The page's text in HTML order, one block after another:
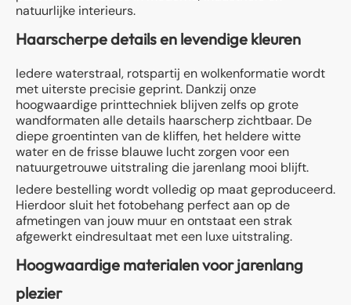
natuurlijke interieurs.
Haarscherpe details en levendige kleuren
Iedere waterstraal, rotspartij en wolkenformatie wordt
met uiterste precisie geprint. Dankzij onze
hoogwaardige printtechniek blijven zelfs op grote
wandformaten alle details haarscherp zichtbaar. De
diepe groentinten van de kliffen, het heldere witte
water en de frisse blauwe lucht zorgen voor een
natuurgetrouwe uitstraling die jarenlang mooi blijft.
Iedere bestelling wordt volledig op maat geproduceerd.
Hierdoor sluit het fotobehang perfect aan op de
afmetingen van jouw muur en ontstaat een strak
afgewerkt eindresultaat met een luxe uitstraling.
Hoogwaardige materialen voor jarenlang
plezier